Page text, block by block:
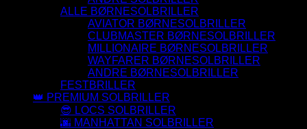
ALLE BØRNESOLBRILLER
AVIATOR BØRNESOLBRILLER
CLUBMASTER BØRNESOLBRILLER
MILLIONAIRE BØRNESOLBRILLER
WAYFARER BØRNESOLBRILLER
ANDRE BØRNESOLBRILLER
FESTBRILLER
👑 PREMIUM SOLBRILLER
😎 LOCS SOLBRILLER
🌆 MANHATTAN SOLBRILLER